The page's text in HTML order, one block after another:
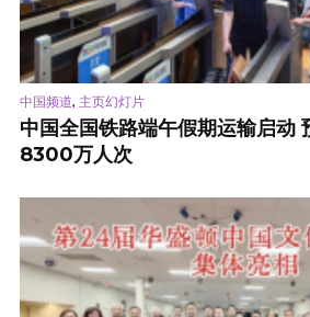
中国频道, 主页幻灯片
中国全国铁路端午假期运输启动
8300万人次